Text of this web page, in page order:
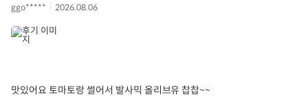
ggo*****
2026.08.06
맛있어요 토마토랑 썰어서 발사믹 올리브유 찹찹~~